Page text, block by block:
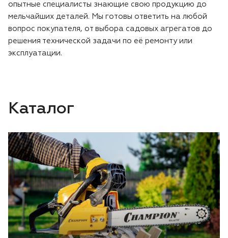
опытные специалисты знающие свою продукцию до
мельчайших деталей. Мы готовы ответить на любой
вопрос покупателя, от выбора садовых агрегатов до
решения технической задачи по её ремонту или
эксплуатации.
Каталог